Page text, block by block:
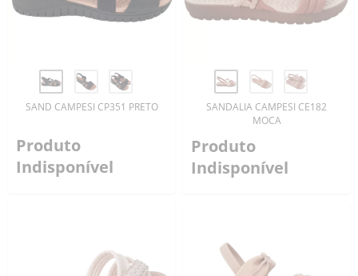
SAND CAMPESI CP351 PRETO
Produto
Indisponível
SANDALIA CAMPESI CE182
MOCA
Produto
Indisponível